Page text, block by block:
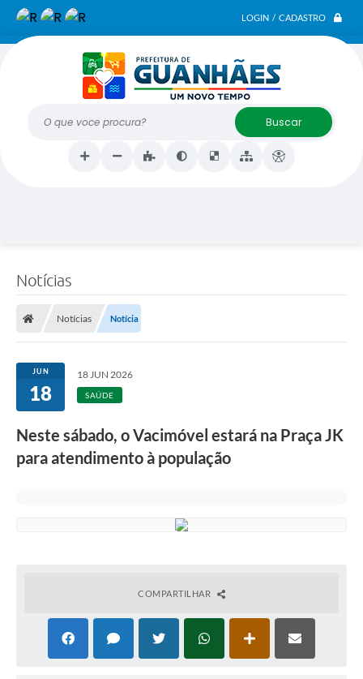
LOGIN / CADASTRO
O que voce procura?
Notícias
Notícias Notícia
JUN
18
18 JUN 2026
SAÚDE
Neste sábado, o Vacimóvel estará na Praça JK
para atendimento à população
COMPARTILHAR